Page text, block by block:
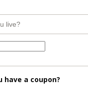
have a coupon?